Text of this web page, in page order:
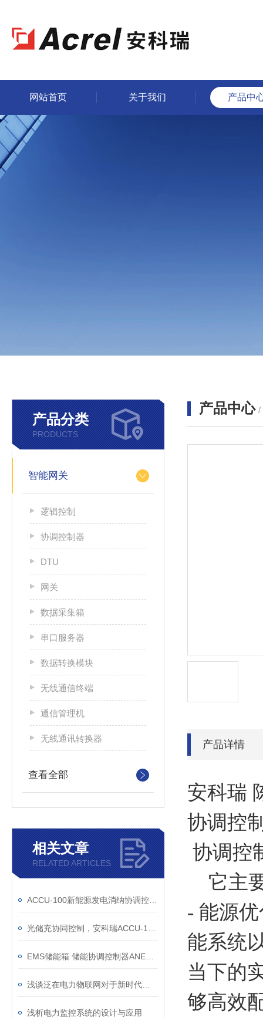
网站首页 关于我们 产品中
产品分类
PRODUCTS
智能网关
逻辑控制
协调控制器
DTU
网关
数据采集箱
串口服务器
数据转换模块
无线通信终端
通信管理机
无线通讯转换器
查看全部
相关文章
RELATED ARTICLES
浅析电力监控系统的设计与应用
产品中心 /
产品详情
安科瑞
协调控
协调控
它主
- 能源
能系统
当下的
够高效